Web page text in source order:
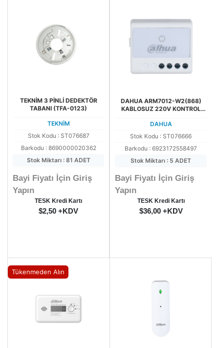
TEKNİM 3 PİNLİ DEDEKTÖR
TABANI (TFA-0123)
TEKNİM
Stok Kodu : ST076687
Barkodu : 8690000020362
Stok Miktarı : 81 ADET
Bayi Fiyatı İçin Giriş
Yapın
TESK Kredi Kartı
$2,50 +KDV
DAHUA ARM7012-W2(868)
KABLOSUZ 220V KONTROL
DAHUA
Stok Kodu : ST076666
Barkodu : 6923172558497
Stok Miktarı : 5 ADET
Bayi Fiyatı İçin Giriş
Yapın
TESK Kredi Kartı
$36,00 +KDV
Tükenmeden Alın